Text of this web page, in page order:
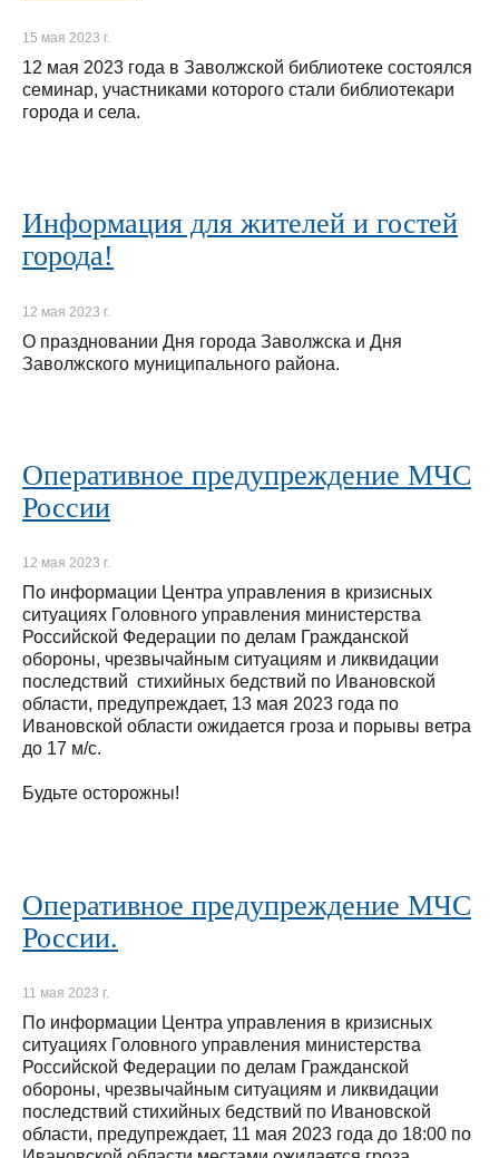
15 мая 2023 г.
12 мая 2023 года в Заволжской библиотеке состоялся
семинар, участниками которого стали библиотекари
города и села.
Информация для жителей и гостей
города!
12 мая 2023 г.
О праздновании Дня города Заволжска и Дня
Заволжского муниципального района.
Оперативное предупреждение МЧС
России
12 мая 2023 г.
По информации Центра управления в кризисных
ситуациях Головного управления министерства
Российской Федерации по делам Гражданской
обороны, чрезвычайным ситуациям и ликвидации
последствий стихийных бедствий по Ивановской
области, предупреждает, 13 мая 2023 года по
Ивановской области ожидается гроза и порывы ветра
до 17 м/с.
Будьте осторожны!
Оперативное предупреждение МЧС
России.
11 мая 2023 г.
По информации Центра управления в кризисных
ситуациях Головного управления министерства
Российской Федерации по делам Гражданской
обороны, чрезвычайным ситуациям и ликвидации
последствий стихийных бедствий по Ивановской
области, предупреждает, 11 мая 2023 года до 18:00 по